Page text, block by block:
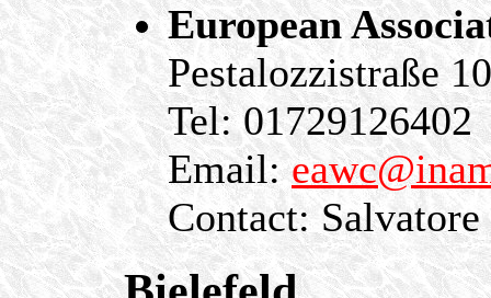
European
Pestalozzistraße
Tel: 01729126402
Email:
Contact: